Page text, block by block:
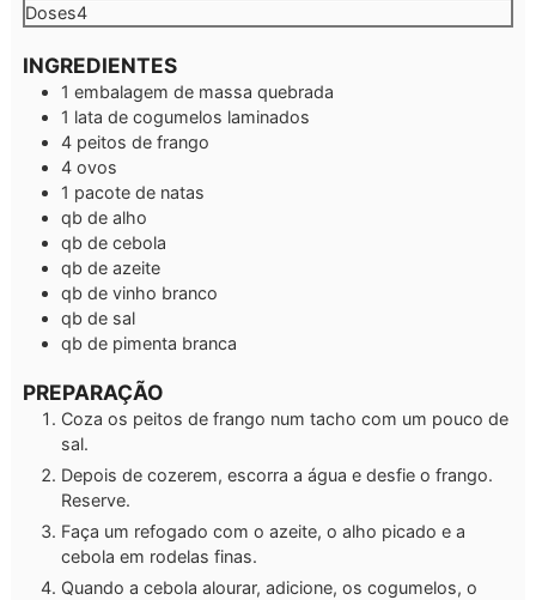
Doses4
INGREDIENTES
1 embalagem de massa quebrada
1 lata de cogumelos laminados
4 peitos de frango
4 ovos
1 pacote de natas
qb de alho
qb de cebola
qb de azeite
qb de vinho branco
qb de sal
qb de pimenta branca
PREPARAÇÃO
Coza os peitos de frango num tacho com um pouco de
sal.
Depois de cozerem, escorra a água e desfie o frango.
Reserve.
Faça um refogado com o azeite, o alho picado e a
cebola em rodelas finas.
Quando a cebola alourar, adicione, os cogumelos, o